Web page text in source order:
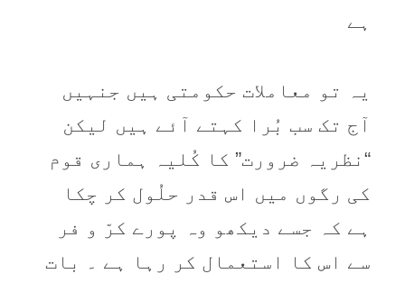
ہے
يہ تو معاملات حکومتی ہيں جنہيں
آج تک سب بُرا کہتے آئے ہيں ليکن
“نظريہ ضرورت” کا کُليہ ہماری قوم
کی رگوں میں اس قدر حلُول کر چکا
ہے کہ جسے ديکھو وہ پورے کرّ و فر
سے اس کا استعمال کر رہا ہے ۔ بات